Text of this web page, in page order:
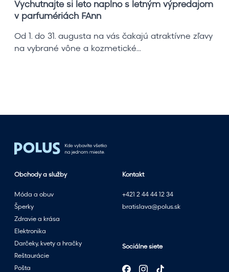
e
t
o
e
t
ý
m
v
ý
p
r
e
d
Vychutnajte si leto naplno s letným výpredajom
v parfumériách FAnn
Od 1. do 31. augusta na vás čakajú atraktívne zľavy
na vybrané vône a kozmetické...
Kontakt
+421 2 44 44 12 34
bratislava@polus.sk
Sociálne siete
Obchody a služby
Móda a obuv
Šperky
Zdravie a krása
Elektronika
Darčeky, kvety a hračky
Reštaurácie
Pošta